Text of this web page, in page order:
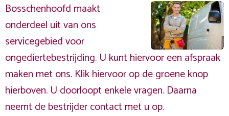
Bosschenhoofd maakt
onderdeel uit van ons
servicegebied voor
ongediertebestrijding. U kunt hiervoor een afspraak
maken met ons. Klik hiervoor op de groene knop
hierboven. U doorloopt enkele vragen. Daarna
neemt de bestrijder contact met u op.